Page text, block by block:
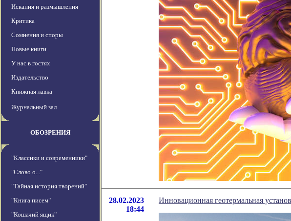
Искания и размышления
Критика
Сомнения и споры
Новые книги
У нас в гостях
Издательство
Книжная лавка
Журнальный зал
ОБОЗРЕНИЯ
"Классики и современники"
"Слово о..."
"Тайная история творений"
"Книга писем"
"Кошачий ящик"
28.02.2023
18:44
Инновационная геотермальная